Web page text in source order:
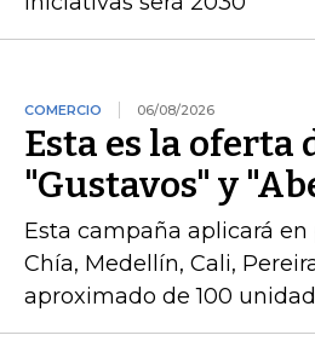
COMERCIO 06/08/2026
Esta es la oferta
"Gustavos" y
Esta campaña aplicará
Chía, Medellín, Cali,
aproximado de 100